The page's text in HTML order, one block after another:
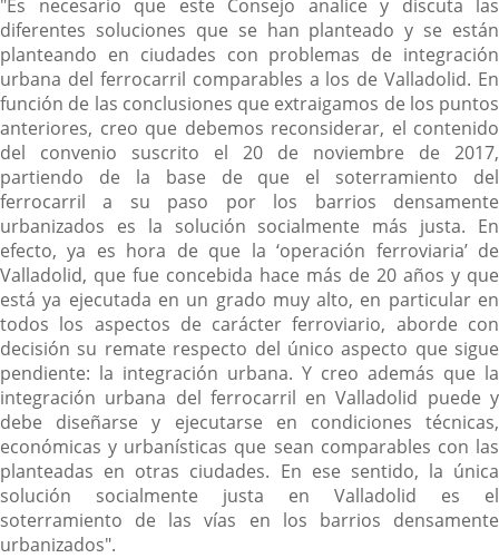
"Es necesario que este Consejo analice y discuta las
diferentes soluciones que se han planteado y se están
planteando en ciudades con problemas de integración
urbana del ferrocarril comparables a los de Valladolid. En
función de las conclusiones que extraigamos de los puntos
anteriores, creo que debemos reconsiderar, el contenido
del convenio suscrito el 20 de noviembre de 2017,
partiendo de la base de que el soterramiento del
ferrocarril a su paso por los barrios densamente
urbanizados es la solución socialmente más justa. En
efecto, ya es hora de que la ‘operación ferroviaria’ de
Valladolid, que fue concebida hace más de 20 años y que
está ya ejecutada en un grado muy alto, en particular en
todos los aspectos de carácter ferroviario, aborde con
decisión su remate respecto del único aspecto que sigue
pendiente: la integración urbana. Y creo además que la
integración urbana del ferrocarril en Valladolid puede y
debe diseñarse y ejecutarse en condiciones técnicas,
económicas y urbanísticas que sean comparables con las
planteadas en otras ciudades. En ese sentido, la única
solución socialmente justa en Valladolid es el
soterramiento de las vías en los barrios densamente
urbanizados".